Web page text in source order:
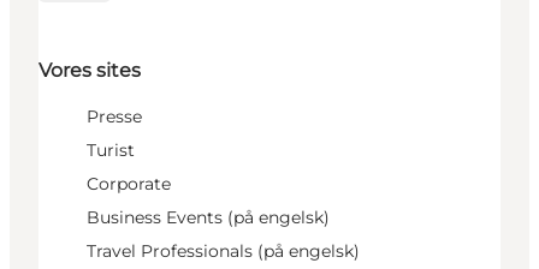
Vores sites
Presse
Turist
Corporate
Business Events (på engelsk)
Travel Professionals (på engelsk)